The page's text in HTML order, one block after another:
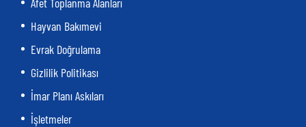
Hayvan Bakımevi
Evrak Doğrulama
Gizlilik Politikası
İmar Planı Askıları
İşletmeler